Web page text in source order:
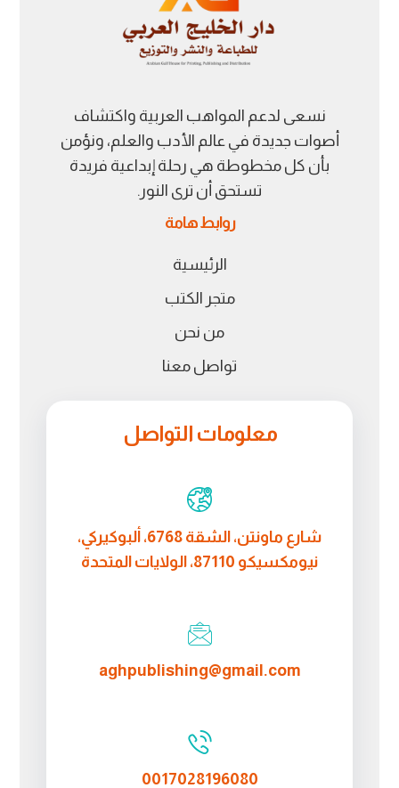
نسعى لدعم المواهب العربية واكتشاف
أصوات جديدة في عالم الأدب والعلم، ونؤمن
بأن كل مخطوطة هي رحلة إبداعية فريدة
تستحق أن ترى النور.
روابط هامة
الرئيسية
متجر الكتب
من نحن
تواصل معنا
معلومات التواصل
شارع ماونتن، الشقة 6768، ألبوكيركي،
نيومكسيكو 87110، الولايات المتحدة
aghpublishing@gmail.com
0017028196080